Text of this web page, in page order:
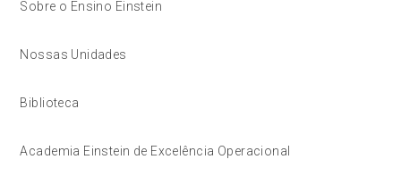
Sobre o Ensino Einstein
Nossas Unidades
Biblioteca
Academia Einstein de Excelência Operacional